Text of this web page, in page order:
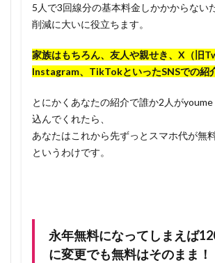
5人で3回線分の基本料金しかかからない
削減に大いに役立ちます。
家族はもちろん、友人や親せき、X（旧
Instagram、TikTokといったSNSでの紹
とにかくあなたの紹介で誰か2人がyoume
込んでくれたら、
あなたはこれから先ずっとスマホ代が無
というわけです。
永年無料になってしまえば
に変更でも無料はそのまま！